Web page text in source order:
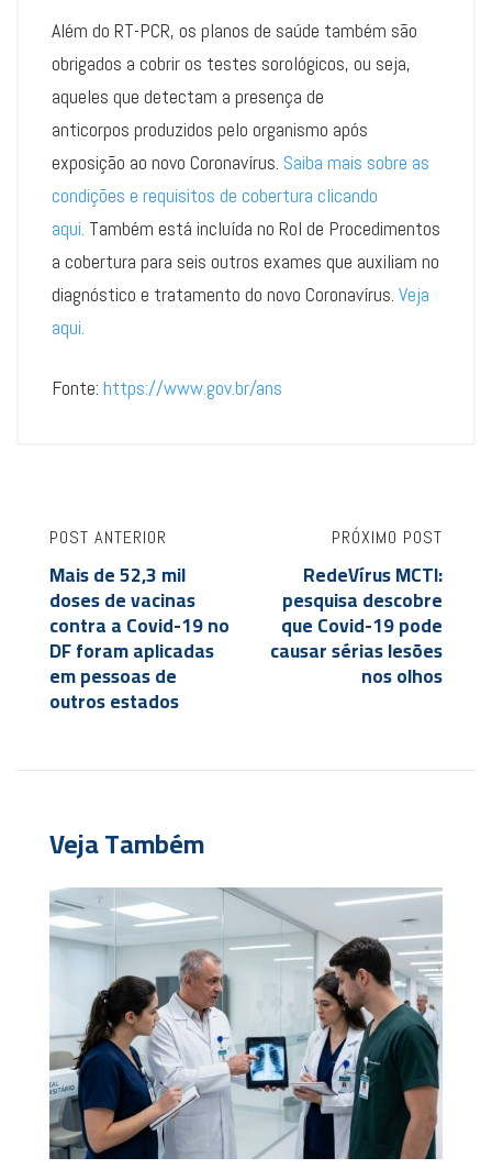
Além do RT-PCR, os planos de saúde também são
obrigados a cobrir os testes sorológicos, ou seja,
aqueles que detectam a presença de
anticorpos produzidos pelo organismo após
exposição ao novo Coronavírus. Saiba mais sobre as
condições e requisitos de cobertura clicando
aqui. Também está incluída no Rol de Procedimentos
a cobertura para seis outros exames que auxiliam no
diagnóstico e tratamento do novo Coronavírus. Veja
aqui.
Fonte: https://www.gov.br/ans
POST ANTERIOR
Mais de 52,3 mil
doses de vacinas
contra a Covid-19 no
DF foram aplicadas
em pessoas de
outros estados
PRÓXIMO POST
RedeVírus MCTI:
pesquisa descobre
que Covid-19 pode
causar sérias lesões
nos olhos
Veja Também